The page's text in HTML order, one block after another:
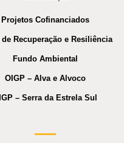
Projetos Cofinanciados
de Recuperação e Resiliência
Fundo Ambiental
OIGP – Alva e Alvoco
– Serra da Estrela Sul